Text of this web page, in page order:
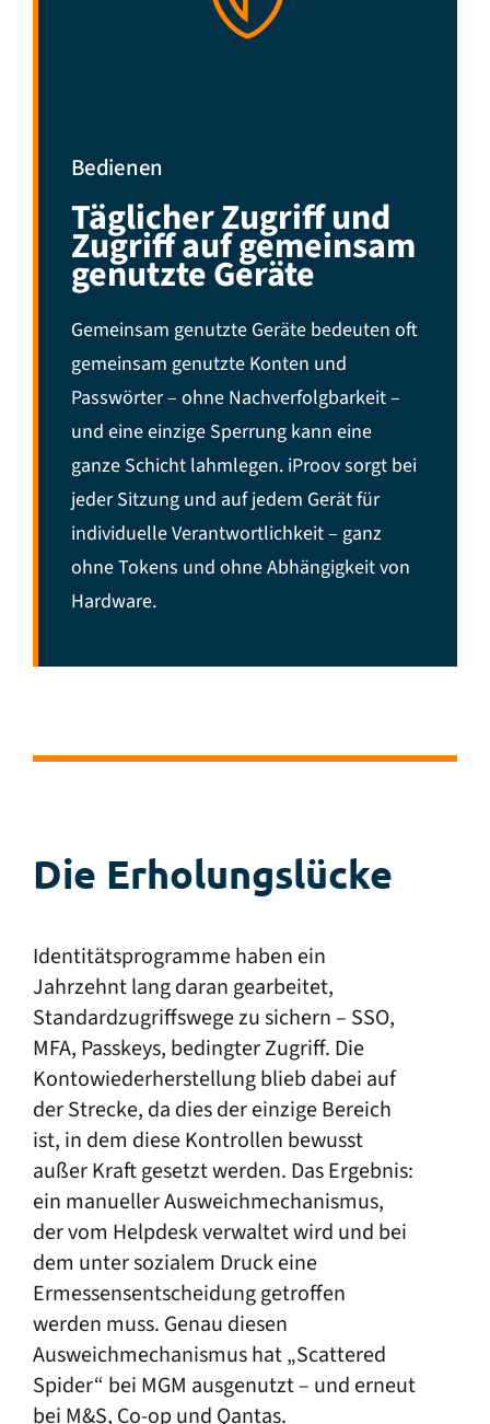
Bedienen
Täglicher Zugriff und
Zugriff auf gemeinsam
genutzte Geräte
Gemeinsam genutzte Geräte bedeuten oft
gemeinsam genutzte Konten und
Passwörter – ohne Nachverfolgbarkeit –
und eine einzige Sperrung kann eine
ganze Schicht lahmlegen. iProov sorgt bei
jeder Sitzung und auf jedem Gerät für
individuelle Verantwortlichkeit – ganz
ohne Tokens und ohne Abhängigkeit von
Hardware.
Die Erholungslücke
Identitätsprogramme haben ein
Jahrzehnt lang daran gearbeitet,
Standardzugriffswege zu sichern – SSO,
MFA, Passkeys, bedingter Zugriff. Die
Kontowiederherstellung blieb dabei auf
der Strecke, da dies der einzige Bereich
ist, in dem diese Kontrollen bewusst
außer Kraft gesetzt werden. Das Ergebnis:
ein manueller Ausweichmechanismus,
der vom Helpdesk verwaltet wird und bei
dem unter sozialem Druck eine
Ermessensentscheidung getroffen
werden muss. Genau diesen
Ausweichmechanismus hat „Scattered
Spider“ bei MGM ausgenutzt – und erneut
bei M&S, Co-op und Qantas.